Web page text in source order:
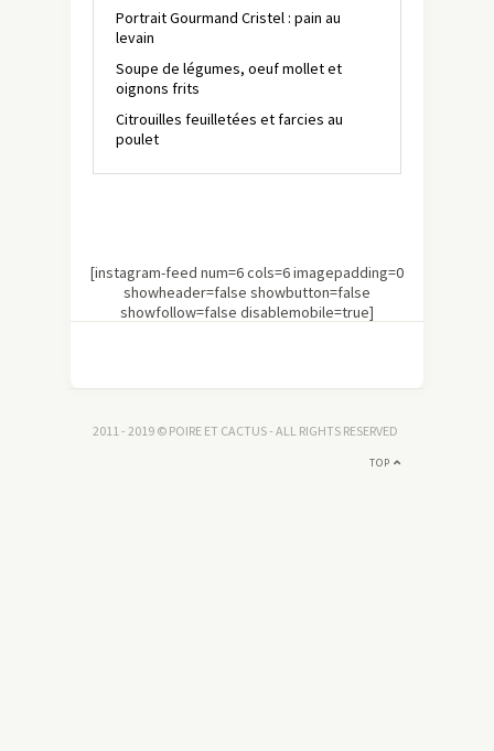
Portrait Gourmand Cristel : pain au
levain
Soupe de légumes, oeuf mollet et
oignons frits
Citrouilles feuilletées et farcies au
poulet
[instagram-feed num=6 cols=6 imagepadding=0
showheader=false showbutton=false
showfollow=false disablemobile=true]
2011 - 2019 © POIRE ET CACTUS - ALL RIGHTS RESERVED
TOP